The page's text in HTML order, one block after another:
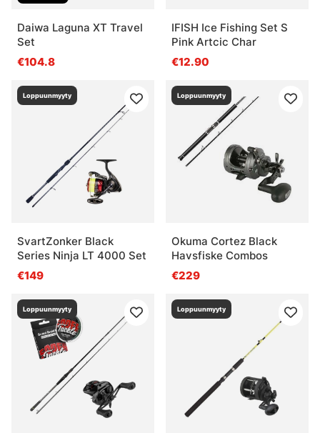
Daiwa Laguna XT Travel
Set
€104.8
IFISH Ice Fishing Set S
Pink Artcic Char
€12.90
Loppuunmyyty
SvartZonker Black
Series Ninja LT 4000 Set
€149
Loppuunmyyty
Okuma Cortez Black
Havsfiske Combos
€229
Loppuunmyyty Loppuunmyyty